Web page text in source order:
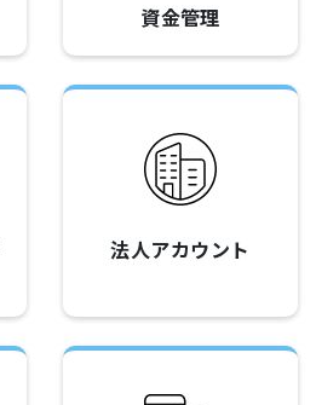
資金管理
法人アカウント